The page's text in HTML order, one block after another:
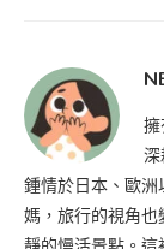
擁
深
鍾情於日本、歐
媽，旅行的視角也